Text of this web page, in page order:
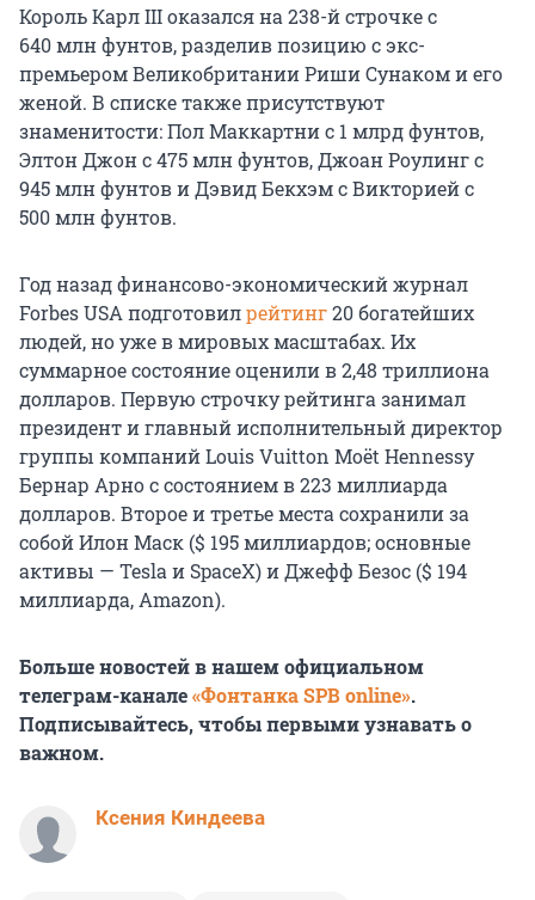
Король Карл III оказался на 238-й строчке с
640 млн фунтов, разделив позицию с экс-
премьером Великобритании Риши Сунаком и его
женой. В списке также присутствуют
знаменитости: Пол Маккартни с 1 млрд фунтов,
Элтон Джон с 475 млн фунтов, Джоан Роулинг с
945 млн фунтов и Дэвид Бекхэм с Викторией с
500 млн фунтов.
Год назад финансово-экономический журнал
Forbes USA подготовилрейтинг20 богатейших
людей, но уже в мировых масштабах. Их
суммарное состояние оценили в 2,48 триллиона
долларов. Первую строчку рейтинга занимал
президент и главный исполнительный директор
группы компаний Louis Vuitton Moët Hennessy
Бернар Арно с состоянием в 223 миллиарда
долларов. Второе и третье места сохранили за
собой Илон Маск ($ 195 миллиардов; основные
активы — Tesla и SpaceX) и Джефф Безос ($ 194
миллиарда, Amazon).
Больше новостей в нашем официальном
телеграм-канале«Фонтанка SPB online».
Подписывайтесь, чтобы первыми узнавать о
важном.
Ксения Киндеева